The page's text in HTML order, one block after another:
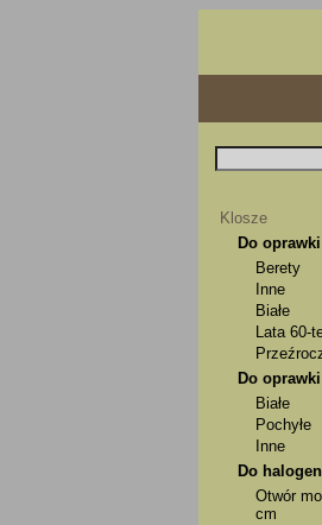
Klosze
Do
Berety
Inne
Białe
Lata 60-
Do
Białe
Pochyłe
Inne
Do
Otwór
cm